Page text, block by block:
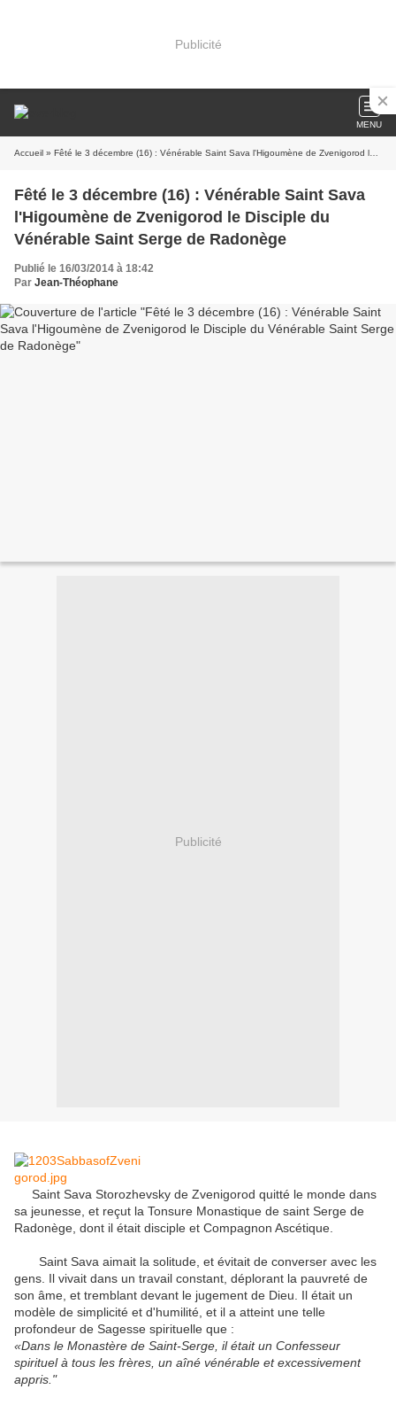
Publicité
MENU
Accueil » Fêté le 3 décembre (16) : Vénérable Saint Sava l'Higoumène de Zvenigorod le Disciple du Vénérable Saint Serge de Radonège
Fêté le 3 décembre (16) : Vénérable Saint Sava
l'Higoumène de Zvenigorod le Disciple du
Vénérable Saint Serge de Radonège
Publié le 16/03/2014 à 18:42
Par Jean-Théophane
Publicité
Saint Sava Storozhevsky de Zvenigorod quitté le monde dans
sa jeunesse, et reçut la Tonsure Monastique de saint Serge de
Radonège, dont il était disciple et Compagnon Ascétique.
Saint Sava aimait la solitude, et évitait de converser avec les
gens. Il vivait dans un travail constant, déplorant la pauvreté de
son âme, et tremblant devant le jugement de Dieu.
Il était un
modèle de simplicité et d'humilité, et il a atteint une telle
profondeur de Sagesse spirituelle que :
«Dans le Monastère de Saint-Serge, il était un Confesseur
spirituel à tous les frères, un aîné vénérable et excessivement
appris."